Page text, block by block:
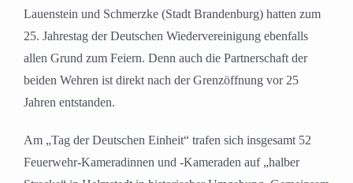
Lauenstein und Schmerzke (Stadt Brandenburg) hatten zum
25. Jahrestag der Deutschen Wiedervereinigung ebenfalls
allen Grund zum Feiern. Denn auch die Partnerschaft der
beiden Wehren ist direkt nach der Grenzöffnung vor 25
Jahren entstanden.
Am „Tag der Deutschen Einheit“ trafen sich insgesamt 52
Feuerwehr-Kameradinnen und -Kameraden auf „halber